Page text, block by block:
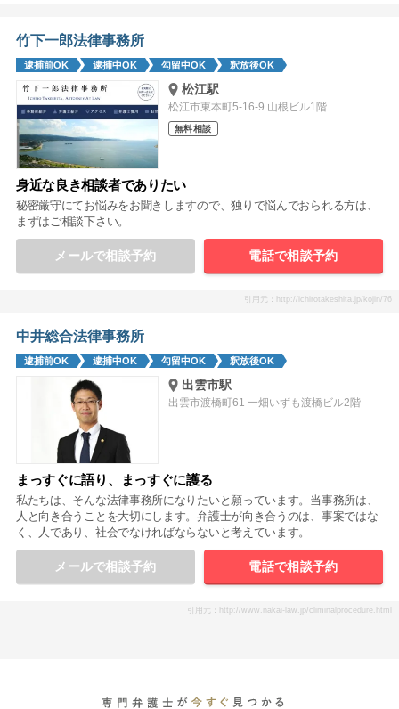
竹下一郎法律事務所
逮捕前OK 逮捕中OK 勾留中OK 釈放後OK
松江駅
松江市東本町5-16-9 山根ビル1階
無料相談
身近な良き相談者でありたい
秘密厳守にてお悩みをお聞きしますので、独りで悩んでおられる方は、
まずはご相談下さい。
メールで相談予約 電話で相談予約
引用元：http://ichirotakeshita.jp/kojin/76
中井総合法律事務所
逮捕前OK 逮捕中OK 勾留中OK 釈放後OK
出雲市駅
出雲市渡橋町61 一畑いずも渡橋ビル2階
まっすぐに語り、まっすぐに護る
私たちは、そんな法律事務所になりたいと願っています。当事務所は、
人と向き合うことを大切にします。弁護士が向き合うのは、事案ではな
く、人であり、社会でなければならないと考えています。
メールで相談予約 電話で相談予約
引用元：http://www.nakai-law.jp/climinalprocedure.html